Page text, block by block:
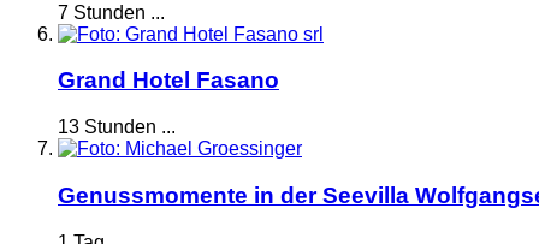
7 Stunden ...
Grand Hotel Fasano
13 Stunden ...
Genussmomente in der Seevilla